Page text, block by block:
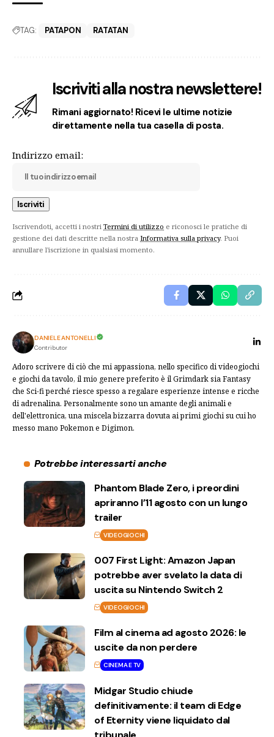
TAG: PATAPON RATATAN
Iscriviti alla nostra newslettere!
Rimani aggiornato! Ricevi le ultime notizie
direttamente nella tua casella di posta.
Indirizzo email:
Iscrivendoti, accetti i nostri Termini di utilizzo e riconosci le pratiche di
gestione dei dati descritte nella nostra Informativa sulla privacy. Puoi
annullare l'iscrizione in qualsiasi momento.
DANIELE ANTONELLI
Contributor
Adoro scrivere di ciò che mi appassiona, nello specifico di videogiochi
e giochi da tavolo, il mio genere preferito è il Grimdark sia Fantasy
che Sci-fi perché riesce spesso a regalare esperienze intense e ricche
di adrenalina. Personalmente sono un amante degli animali e
dell'elettronica, una miscela bizzarra dovuta ai primi giochi su cui ho
messo mano Pokemon e Digimon.
Potrebbe interessarti anche
Phantom Blade Zero, i preordini
apriranno l’11 agosto con un lungo
trailer
VIDEOGIOCHI
007 First Light: Amazon Japan
potrebbe aver svelato la data di
uscita su Nintendo Switch 2
VIDEOGIOCHI
Film al cinema ad agosto 2026: le
uscite da non perdere
CINEMA E TV
Midgar Studio chiude
definitivamente: il team di Edge
of Eternity viene liquidato dal